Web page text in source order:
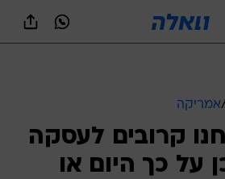
/אמריקה
קרובים לעסקה
על כך היום או